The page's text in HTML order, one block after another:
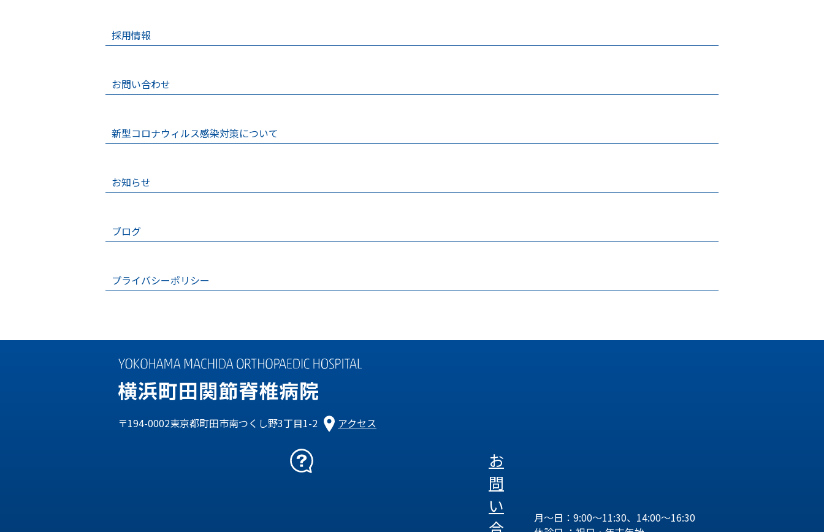
採用情報
お問い合わせ
新型コロナウィルス感染対策について
お知らせ
ブログ
プライバシーポリシー
〒194-0002東京都町田市南つくし野3丁目1-2 アクセス
お
問
い
月～日：9:00～11:30、14:00～16:30